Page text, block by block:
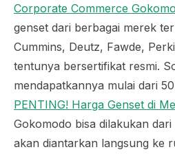
Corporate Commerce
genset dari berbagai merek
Cummins, Deutz, Fawde,
tentunya bersertifikat resmi.
mendapatkannya mulai dari
PENTING! Harga Genset di
Gokomodo bisa dilakukan
akan diantarkan langsung ke